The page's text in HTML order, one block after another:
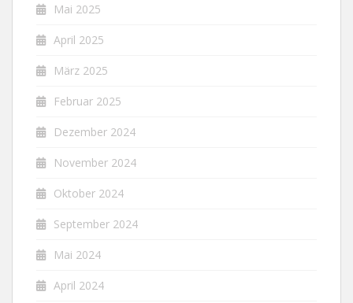
Mai 2025
April 2025
März 2025
Februar 2025
Dezember 2024
November 2024
Oktober 2024
September 2024
Mai 2024
April 2024